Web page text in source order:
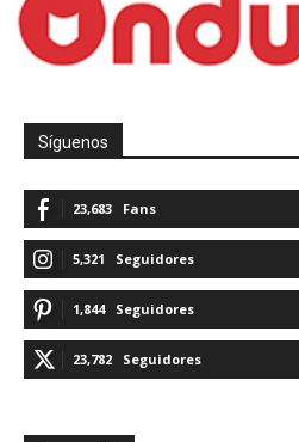
Síguenos
23,683 Fans
5,321 Seguidores
1,844 Seguidores
23,782 Seguidores